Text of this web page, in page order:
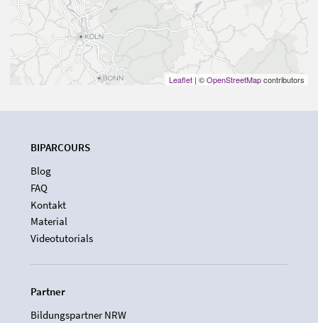
Leaflet | ©OpenStreetMapcontributors
BIPARCOURS
Blog
FAQ
Kontakt
Material
Videotutorials
Partner
Bildungspartner NRW